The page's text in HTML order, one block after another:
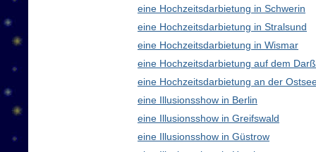
eine Hochzeitsdarbietung in Schwerin
eine Hochzeitsdarbietung in Stralsund
eine Hochzeitsdarbietung in Wismar
eine Hochzeitsdarbietung auf dem Darß
eine Hochzeitsdarbietung an der
eine Illusionsshow in Berlin
eine Illusionsshow in Greifswald
eine Illusionsshow in Güstrow